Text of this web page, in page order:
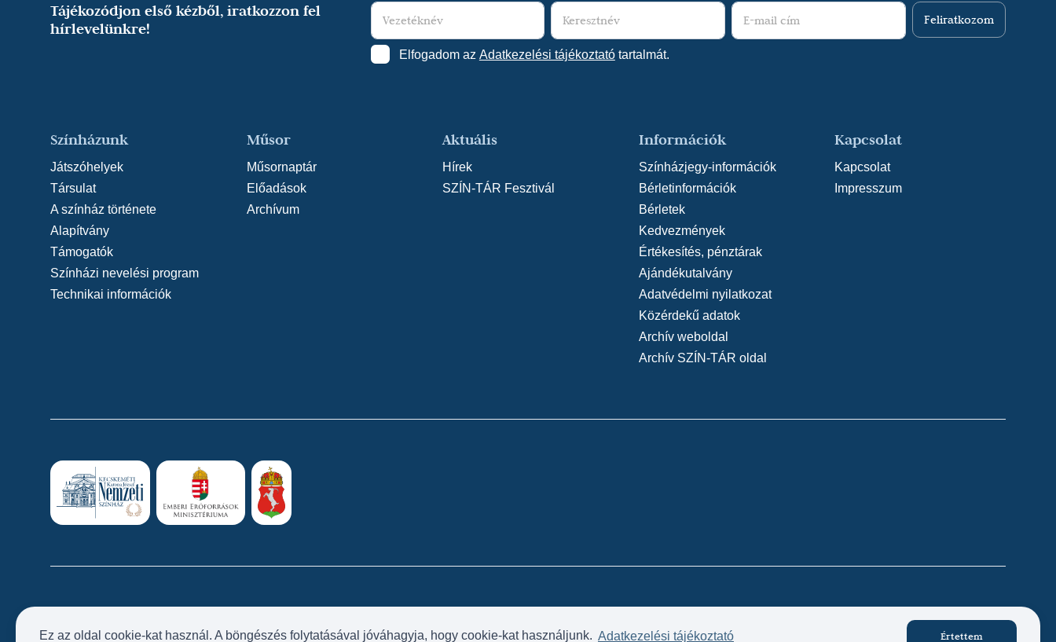
Ez az oldal cookie-kat használ. A böngészés folytatásával jóváhagyja, hogy cookie-kat használjunk. Adatkezelési tájékoztató Értettem
Tájékozódjon első kézből, iratkozzon fel
hírlevelünkre!
Elfogadom az Adatkezelési tájékoztató tartalmát.
Feliratkozom
Színházunk
Játszóhelyek
Társulat
A színház története
Alapítvány
Támogatók
Színházi nevelési program
Technikai információk
Műsor
Műsornaptár
Előadások
Archívum
Aktuális
Hírek
SZÍN-TÁR Fesztivál
Információk
Színházjegy-információk
Bérletinformációk
Bérletek
Kedvezmények
Értékesítés, pénztárak
Ajándékutalvány
Adatvédelmi nyilatkozat
Közérdekű adatok
Archív weboldal
Archív SZÍN-TÁR oldal
Kapcsolat
Kapcsolat
Impresszum
Próbatábla